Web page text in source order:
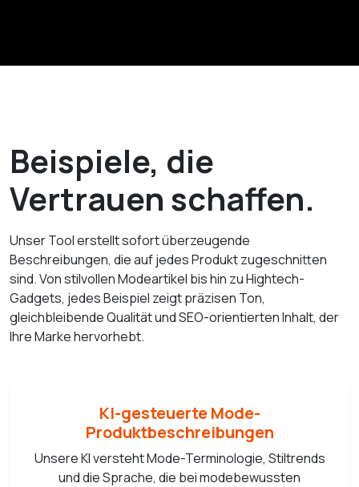
Beispiele, die
Vertrauen schaffen.
Unser Tool erstellt sofort überzeugende
Beschreibungen, die auf jedes Produkt zugeschnitten
sind. Von stilvollen Modeartikel bis hin zu Hightech-
Gadgets, jedes Beispiel zeigt präzisen Ton,
gleichbleibende Qualität und SEO-orientierten Inhalt, der
Ihre Marke hervorhebt.
KI-gesteuerte Mode-
Produktbeschreibungen
Unsere KI versteht Mode-Terminologie, Stiltrends
und die Sprache, die bei modebewussten